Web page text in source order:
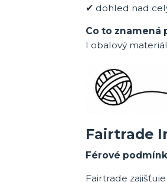
✔ dohled nad
Co to znamená
I obalový
Fairtrade
Férové
Fairtrade